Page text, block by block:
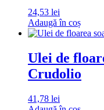
24,53 lei
Adaugă în coș
Ulei de
Crudolio
41,78 lei